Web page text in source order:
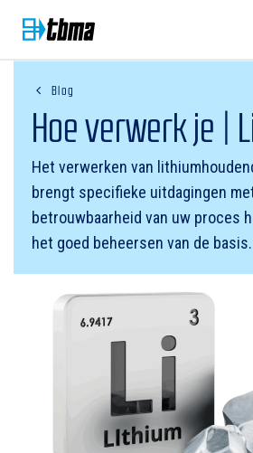
Blog
Hoe verwerk je |
Het verwerken van
brengt specifieke uitdagingen
betrouwbaarheid van uw proces
het goed beheersen van de basis.